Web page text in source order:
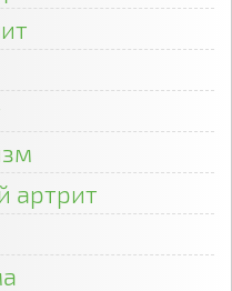
артрит